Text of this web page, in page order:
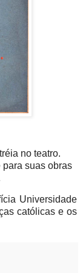
no teatro.
suas obras
Universidade
católicas e os